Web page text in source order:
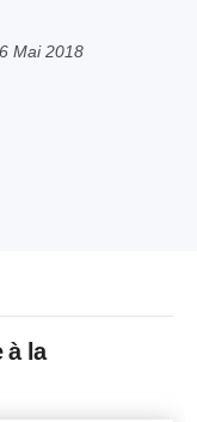
Mai 2018
à la